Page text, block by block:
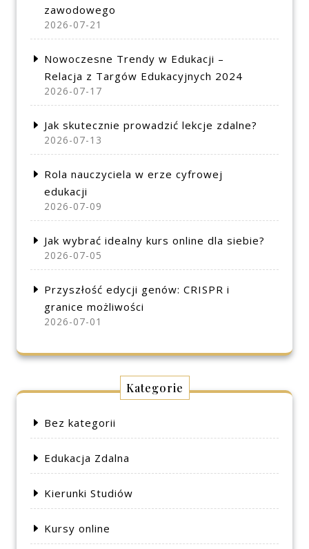
zawodowego
2026-07-21
Nowoczesne Trendy w Edukacji –
Relacja z Targów Edukacyjnych 2024
2026-07-17
Jak skutecznie prowadzić lekcje zdalne?
2026-07-13
Rola nauczyciela w erze cyfrowej
edukacji
2026-07-09
Jak wybrać idealny kurs online dla siebie?
2026-07-05
Przyszłość edycji genów: CRISPR i
granice możliwości
2026-07-01
Kategorie
Bez kategorii
Edukacja Zdalna
Kierunki Studiów
Kursy online